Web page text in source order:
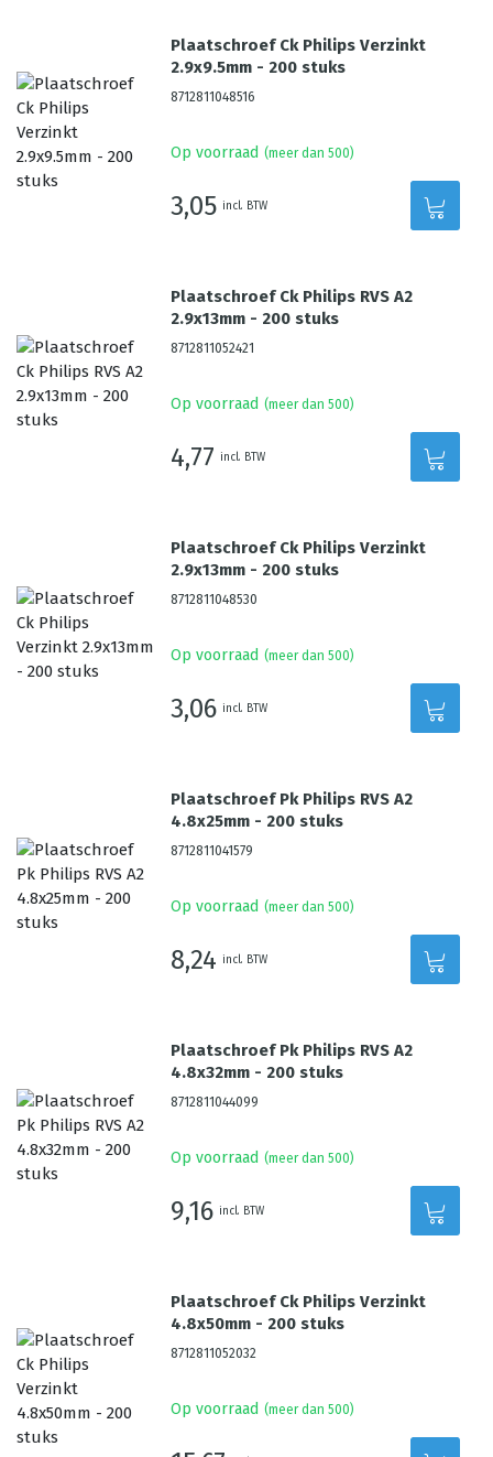
Plaatschroef Ck Philips Verzinkt
2.9x9.5mm - 200 stuks
8712811048516
Op voorraad (meer dan 500)
3,05 incl. BTW
Plaatschroef Ck Philips RVS A2
2.9x13mm - 200 stuks
8712811052421
Op voorraad (meer dan 500)
4,77 incl. BTW
Plaatschroef Ck Philips Verzinkt
2.9x13mm - 200 stuks
8712811048530
Op voorraad (meer dan 500)
3,06 incl. BTW
Plaatschroef Pk Philips RVS A2
4.8x25mm - 200 stuks
8712811041579
Op voorraad (meer dan 500)
8,24 incl. BTW
Plaatschroef Pk Philips RVS A2
4.8x32mm - 200 stuks
8712811044099
Op voorraad (meer dan 500)
9,16 incl. BTW
Plaatschroef Ck Philips Verzinkt
4.8x50mm - 200 stuks
8712811052032
Op voorraad (meer dan 500)